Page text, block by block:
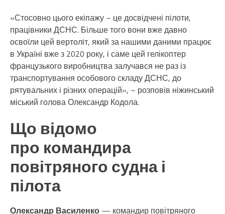
«Стосовно цього екіпажу – це досвідчені пілоти,
працівники ДСНС. Більше того вони вже давно
освоїли цей вертоліт, який за нашими даними працює
в Україні вже з 2020 року, і саме цей гелікоптер
французького виробництва залучався не раз із
транспортування особового складу ДСНС, до
рятувальних і різних операцій», – розповів ніжинський
міський голова Олександр Кодола.
Що відомо
про командира
повітряного судна і
пілота
Олександр Василенко — командир повітряного